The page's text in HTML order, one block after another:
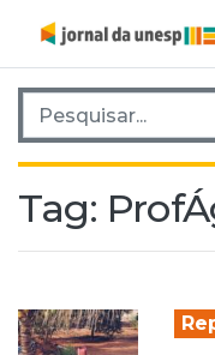
Pesquisar por:
Tag: